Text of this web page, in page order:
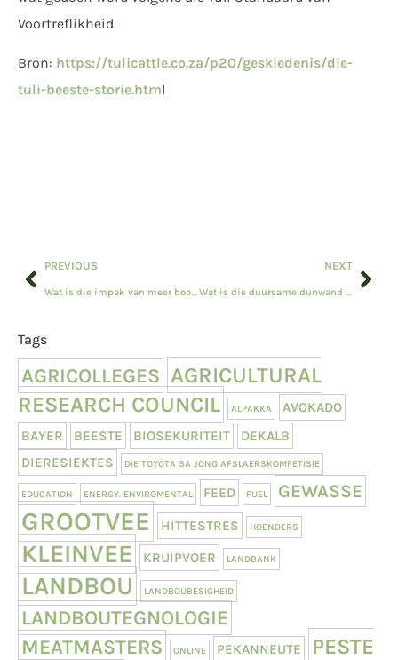
Voortreflikheid.
Bron: https://tulicattle.co.za/p20/geskiedenis/die-
tuli-beeste-storie.html
PREVIOUS
Wat is die impak van meer boorgate?
NEXT
Wat is die duursame dunwand by saadboere?
Tags
AGRICOLLEGES AGRICULTURAL
RESEARCH COUNCIL
ALPAKKA
AVOKADO
BAYER
BEESTE BIOSEKURITEIT
DEKALB
DIERESIEKTES
DIE TOYOTA SA JONG AFSLAERSKOMPETISIE
EDUCATION ENERGY. ENVIROMENTAL FEED FUEL GEWASSE
GROOTVEE HITTESTRES HOENDERS
KLEINVEE KRUIPVOER LANDBANK
LANDBOU LANDBOUBESIGHEID
LANDBOUTEGNOLOGIE
MEATMASTERS
ONLINE PEKANNEUTE
PESTE